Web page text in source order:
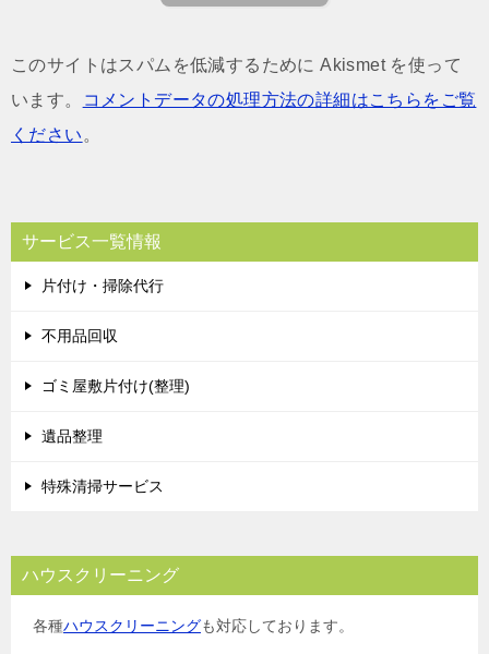
このサイトはスパムを低減するために Akismet を使って
います。
コメントデータの処理方法の詳細はこちらをご覧
ください 。
サービス一覧情報
片付け・掃除代行
不用品回収
ゴミ屋敷片付け(整理)
遺品整理
特殊清掃サービス
ハウスクリーニング
各種ハウスクリーニングも対応しております。